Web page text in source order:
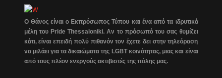
Ο Θάνος είναι ο Εκπρόσωπος Τύπου και ένα από τα ιδρυτικά
μέλη του Pride Thessaloniki. Αν το πρόσωπό του σας θυμίζει
κάτι, είναι επειδή πολύ πιθανόν τον έχετε δει στην τηλεόραση
να μιλάει για τα δικαιώματα της LGBT κοινότητας, μιας και είναι
από τους πλέον ενεργούς ακτιβιστές της πόλης μας.